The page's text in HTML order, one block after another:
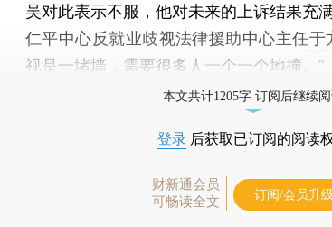
吴对此表示不服，他对未来的上诉结果充
仁平中心反就业歧视法律援助中心主任于
视是一堵墙，需要很多人一个一个地撞。”
本文共计1205字 订阅后继续
登录 后获取已订阅的阅读
财新通会员
可畅读全文
订阅/会员升级